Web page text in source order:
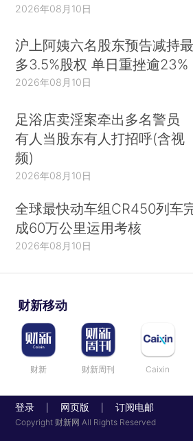
2026年08月10日
沪上阿姨六名股东预告减持最
多3.5%股权 单日重挫逾23%
2026年08月10日
足浴店卖淫案牵出多名警员
有人当股东有人打招呼(含视
频)
2026年08月10日
全球最快动车组CR450列车
成60万公里运用考核
2026年08月10日
财新移动
财新 财新周刊 Caixin
登录 网页版 订阅电邮
Copyright 财新网 All Rights Reserved